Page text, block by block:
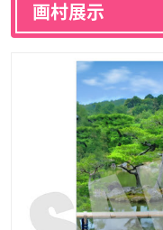
画村展示